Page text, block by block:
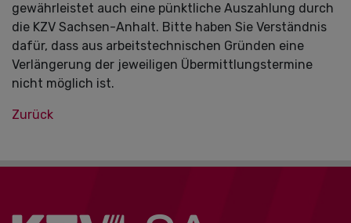
gewährleistet auch eine pünktliche Auszahlung durch
die KZV Sachsen-Anhalt. Bitte haben Sie Verständnis
dafür, dass aus arbeitstechnischen Gründen eine
Verlängerung der jeweiligen Übermittlungstermine
nicht möglich ist.
Zurück